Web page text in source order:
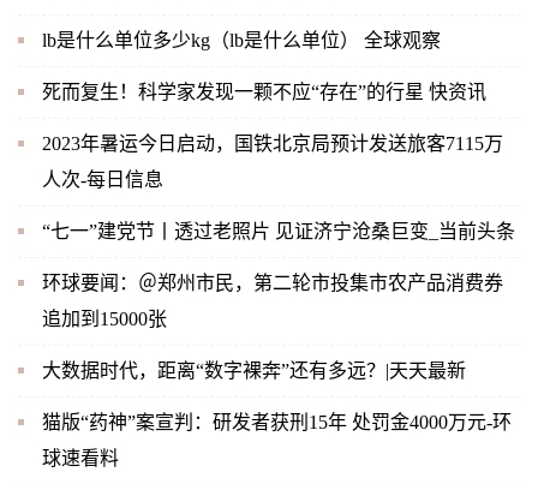
lb是什么单位多少kg（lb是什么单位） 全球观察
死而复生！科学家发现一颗不应“存在”的行星 快资讯
2023年暑运今日启动，国铁北京局预计发送旅客7115万
人次-每日信息
“七一”建党节丨透过老照片 见证济宁沧桑巨变_当前头条
环球要闻：＠郑州市民，第二轮市投集市农产品消费券
追加到15000张
大数据时代，距离“数字裸奔”还有多远？|天天最新
猫版“药神”案宣判：研发者获刑15年 处罚金4000万元-环
球速看料